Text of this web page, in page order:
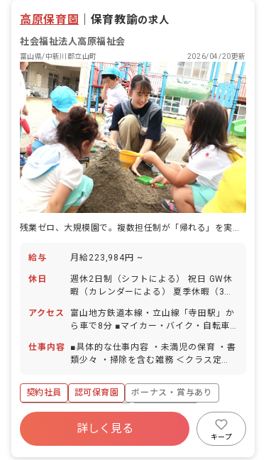
します。 ■モットー 0歳から10歳まで、
ぬくもりの教育・保育で心豊かに・・・
高原保育園 保育教諭の求人
社会福祉法人高原福祉会
富山県/中新川郡立山町 2026/04/20更新
残業ゼロ、大規模園で。複数担任制が「帰れる」を実現した。
給与 月給223,984円 ~
休日
週休2日制（シフトによる） 祝日 GW休
暇（カレンダーによる） 夏季休暇（3日
（取得率100％／半日単位での取得可／
5日以上の連休可） 慶弔休暇 産前産後・
育児休暇（取得率・復帰率ともに
100％） 介護・看護休暇 ※年間休日104
を概ね月1回で分配しており、お休みが
取りやすいように配慮しています。予め
アクセス
富山地方鉄道本線・立山線「寺田駅」か
ら車で8分 ■マイカー・バイク・自転車
に川が流れており、周囲を畑に囲まれて
いるので気軽に自然と触れ合うことがで
仕事内容
■具体的な仕事内容 ・未満児の保育 ・書
類少々 ・掃除を含む雑務 ＜クラス定員
ラス 14名／職員5名 2歳児クラス 17
名／職員6名 3歳児クラス 33名／職員6
名 4歳児クラス 35名／職員3名 5歳児
クラス 33名／職員2名 ■教育・保育理
念 高原福祉会は、入所する児童の最善の
契約社員 認可保育園
ボーナス・賞与あり
寮・住宅・家賃補助あり
社会保険完備
退職金制度
残業少なめ
詳しく見る
キープ